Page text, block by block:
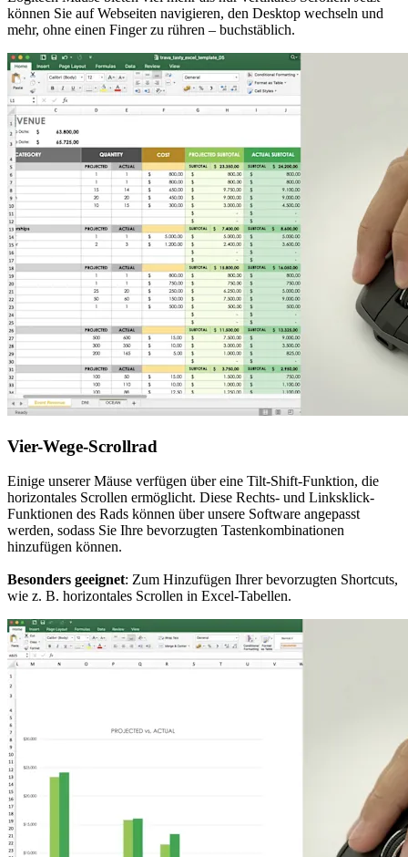
können Sie auf Webseiten navigieren, den Desktop wechseln und
mehr, ohne einen Finger zu rühren – buchstäblich.
Vier-Wege-Scrollrad
Einige unserer Mäuse verfügen über eine Tilt-Shift-Funktion, die
horizontales Scrollen ermöglicht. Diese Rechts- und Linksklick-
Funktionen des Rads können über unsere Software angepasst
werden, sodass Sie Ihre bevorzugten Tastenkombinationen
hinzufügen können.
Besonders geeignet: Zum Hinzufügen Ihrer bevorzugten Shortcuts,
wie z. B. horizontales Scrollen in Excel-Tabellen.